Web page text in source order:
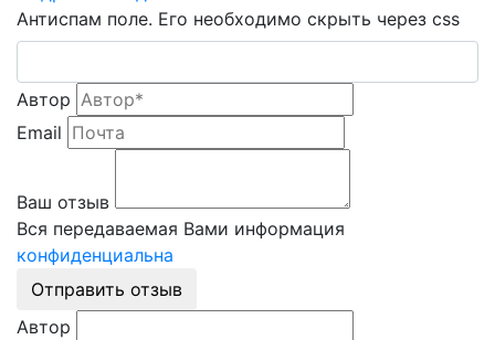
Антиспам поле. Его необходимо скрыть через css
Автор
Email
Ваш отзыв
Вся передаваемая Вами информация
конфиденциальна
Отправить отзыв
Автор